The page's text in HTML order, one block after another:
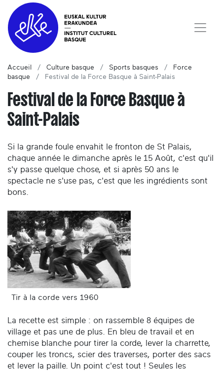
Accueil Culture basque Sports basques
Force
basque
Festival de la Force Basque à Saint-Palais
Festival de la Force Basque à
Saint-Palais
Si la grande foule envahit le fronton de St Palais,
chaque année le dimanche après le 15 Août, c'est qu'il
s'y passe quelque chose, et si après 50 ans le
spectacle ne s'use pas, c'est que les ingrédients sont
bons.
Tir à la corde vers 1960
La recette est simple : on rassemble 8 équipes de
village et pas une de plus. En bleu de travail et en
chemise blanche pour tirer la corde, lever la charrette,
couper les troncs, scier des traverses, porter des sacs
et lever la paille. Un point c'est tout ! Seules les